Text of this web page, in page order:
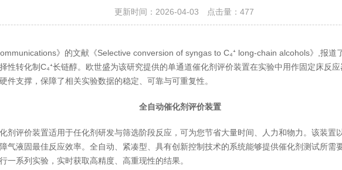
更新时间：2026-04-03 点击量：477
》的文献《Selective conversion of syngas to C₄⁺ long-chain alcohols》,报道
性转化制C₄⁺长链醇。欧世盛为该研究提供的单通道催化剂评价装置在实验中用作固定床反
件支撑，保障了相关实验数据的稳定、可靠与可重复性。
全自动催化剂评价装置
剂评价装置适用于任化剂研发与筛选阶段反应，可为您节省大量时间、人力和物力。该装置
气液固最佳反应效率。全自动、紧凑型、具有创新控制技术的系统能够提供催化剂测试所需
一系列实验，实时获取高精度、高重现性的结果。